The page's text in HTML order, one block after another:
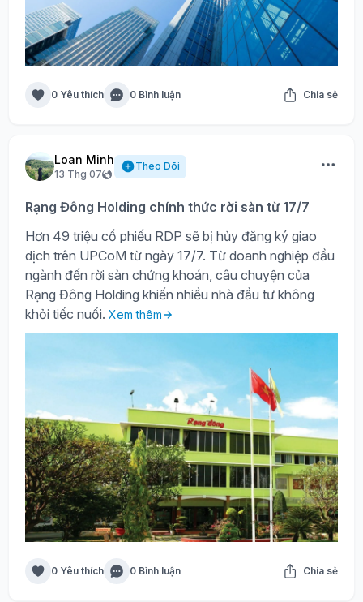
0 Yêu thích 0 Bình luận Chia sẻ
Loan Minh
13 Thg 07
Theo Dõi
Rạng Đông Holding chính thức rời sàn từ 17/7
Hơn 49 triệu cổ phiếu RDP sẽ bị hủy đăng ký giao
dịch trên UPCoM từ ngày 17/7. Từ doanh nghiệp đầu
ngành đến rời sàn chứng khoán, câu chuyện của
Rạng Đông Holding khiến nhiều nhà đầu tư không
khỏi tiếc nuối. Xem thêm
0 Yêu thích 0 Bình luận Chia sẻ